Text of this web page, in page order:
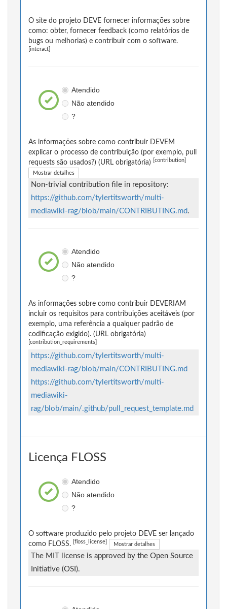
O site do projeto DEVE fornecer informações sobre
como: obter, fornecer feedback (como relatórios de
bugs ou melhorias) e contribuir com o software.
[interact]
Atendido
Não atendido
?
As informações sobre como contribuir DEVEM
explicar o processo de contribuição (por exemplo, pull
requests são usados?) (URL obrigatória)
[contribution]
Mostrar detalhes
Non-trivial contribution file in repository:
https://github.com/tylertitsworth/multi-
mediawiki-rag/blob/main/CONTRIBUTING.md.
Atendido
Não atendido
?
As informações sobre como contribuir DEVERIAM
incluir os requisitos para contribuições aceitáveis (por
exemplo, uma referência a qualquer padrão de
codificação exigido). (URL obrigatória)
[contribution_requirements]
https://github.com/tylertitsworth/multi-
mediawiki-rag/blob/main/CONTRIBUTING.md
https://github.com/tylertitsworth/multi-
mediawiki-
rag/blob/main/.github/pull_request_template.md
Licença FLOSS
Atendido
Não atendido
?
O software produzido pelo projeto DEVE ser lançado
como FLOSS.
[floss_license] Mostrar detalhes
The MIT license is approved by the Open Source
Initiative (OSI).